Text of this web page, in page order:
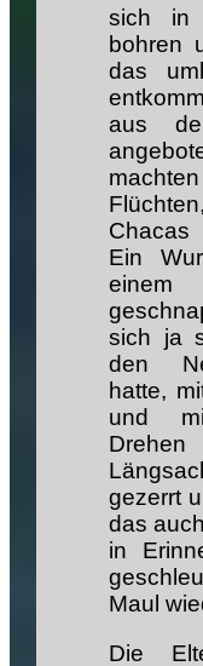
sich in
bohren
das
aus
Chacas
Ein
einem
sich ja
den
hatte,
und
gezerrt
das
in
Maul
Die